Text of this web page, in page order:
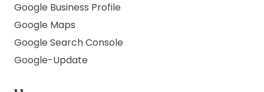
Google Business Profile
Google Maps
Google Search Console
Google-Update